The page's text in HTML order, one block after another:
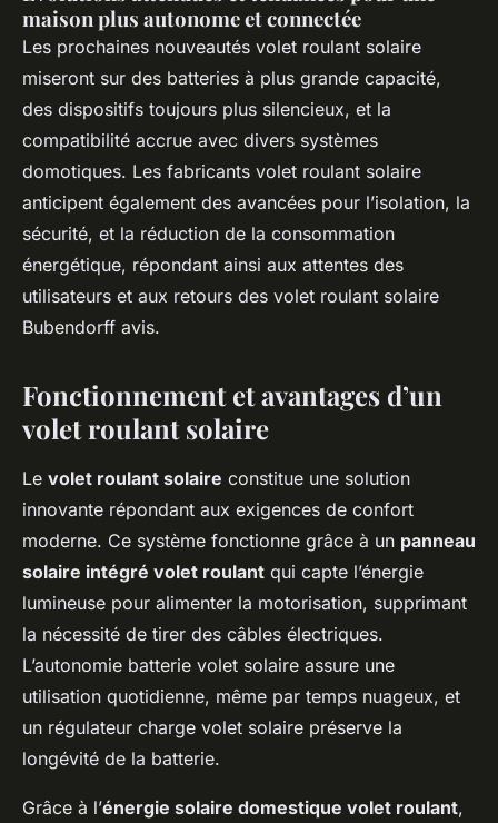
maison plus autonome et connectée
Les prochaines nouveautés volet roulant solaire
miseront sur des batteries à plus grande capacité,
des dispositifs toujours plus silencieux, et la
compatibilité accrue avec divers systèmes
domotiques. Les fabricants volet roulant solaire
anticipent également des avancées pour l’isolation, la
sécurité, et la réduction de la consommation
énergétique, répondant ainsi aux attentes des
utilisateurs et aux retours des volet roulant solaire
Bubendorff avis.
Fonctionnement et avantages d’un
volet roulant solaire
Le volet roulant solaire constitue une solution
innovante répondant aux exigences de confort
moderne. Ce système fonctionne grâce à un panneau
solaire intégré volet roulant qui capte l’énergie
lumineuse pour alimenter la motorisation, supprimant
la nécessité de tirer des câbles électriques.
L’autonomie batterie volet solaire assure une
utilisation quotidienne, même par temps nuageux, et
un régulateur charge volet solaire préserve la
longévité de la batterie.
Grâce à l’énergie solaire domestique volet roulant,